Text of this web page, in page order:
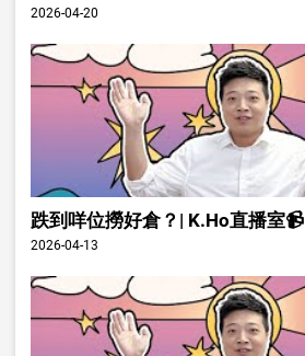
2026-04-20
跌到咩位撈好倉？| K.Ho直播室📹
2026-04-13